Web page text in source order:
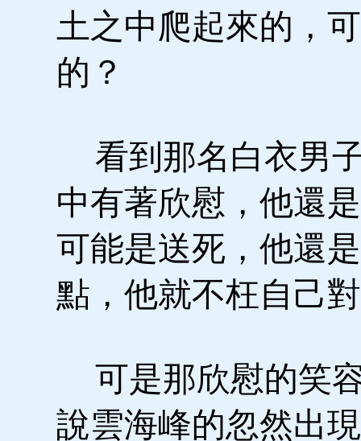
土之中爬起來的，
的？
看到那名白衣男
中有著欣慰，他還
可能是送死，他還
點，他就不枉自己
可是那欣慰的笑
說雲海峰的忽然出